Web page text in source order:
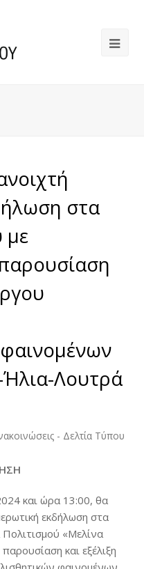
στα
με
Ήλια-Λουτρά
- Δελτία Τύπου
και ώρα 13:00, θα
εκδήλωση στα
«Μελίνα
και εξέλιξη